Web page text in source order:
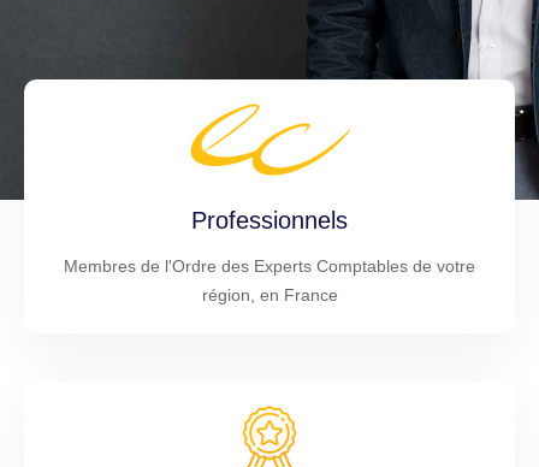
Professionnels
Membres de l'Ordre des Experts Comptables de votre
région, en France